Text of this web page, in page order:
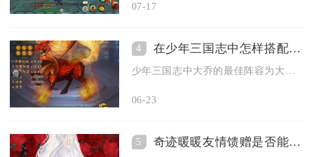
07-17
4 在少年三国志中怎样搭配大乔最佳阵容
少年三国志中大乔的最佳阵容为大乔、小乔、周瑜、孙策、甘宁、太...
06-23
5 奇迹暖暖友情馈赠是否能够增加游戏乐趣